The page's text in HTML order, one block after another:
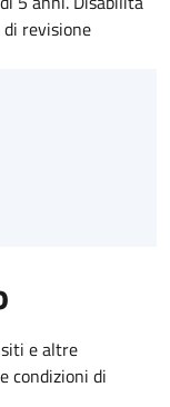
revisione
e altre
condizioni di